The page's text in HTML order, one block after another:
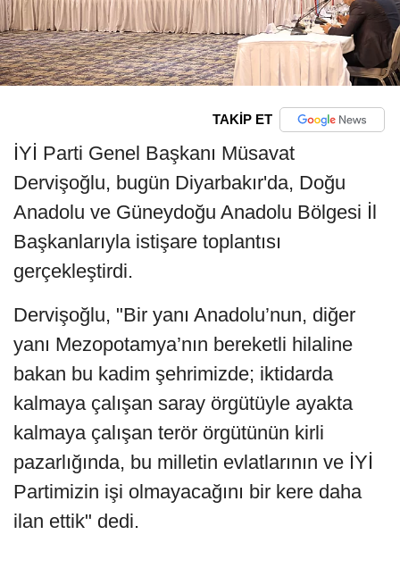
TAKİP ET
İYİ Parti Genel Başkanı Müsavat
Dervişoğlu, bugün Diyarbakır'da, Doğu
Anadolu ve Güneydoğu Anadolu Bölgesi İl
Başkanlarıyla istişare toplantısı
gerçekleştirdi.
Dervişoğlu, "Bir yanı Anadolu’nun, diğer
yanı Mezopotamya’nın bereketli hilaline
bakan bu kadim şehrimizde; iktidarda
kalmaya çalışan saray örgütüyle ayakta
kalmaya çalışan terör örgütünün kirli
pazarlığında, bu milletin evlatlarının ve İYİ
Partimizin işi olmayacağını bir kere daha
ilan ettik" dedi.